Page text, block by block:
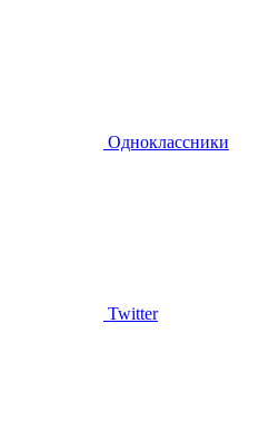
Одноклассники
Twitter